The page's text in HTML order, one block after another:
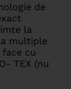
de
la
multiple
cu
TEX (nu